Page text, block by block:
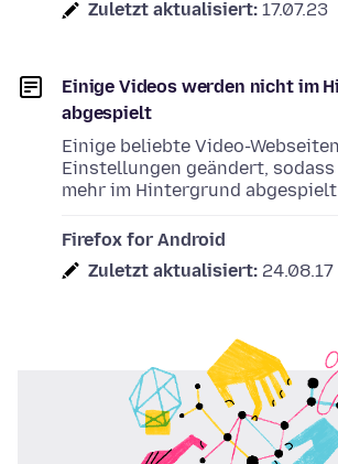
Zuletzt aktualisiert: 17.07.23
Einige Videos werden nicht im
abgespielt
Einige beliebte Video-
Einstellungen geändert,
mehr im Hintergrund
Firefox for Android
Zuletzt aktualisiert: 24.08.17